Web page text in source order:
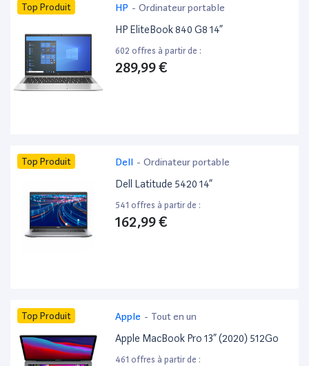
Top Produit HP - Ordinateur portable
HP EliteBook 840 G8 14”
602 offres à partir de :
289,99 €
Top Produit Dell - Ordinateur portable
Dell Latitude 5420 14”
541 offres à partir de :
162,99 €
Top Produit Apple - Tout en un
Apple MacBook Pro 13” (2020) 512Go
461 offres à partir de :